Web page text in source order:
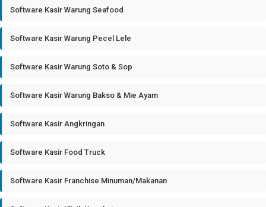
Software Kasir Warung Seafood
Software Kasir Warung Pecel Lele
Software Kasir Warung Soto & Sop
Software Kasir Warung Bakso & Mie Ayam
Software Kasir Angkringan
Software Kasir Food Truck
Software Kasir Franchise Minuman/Makanan